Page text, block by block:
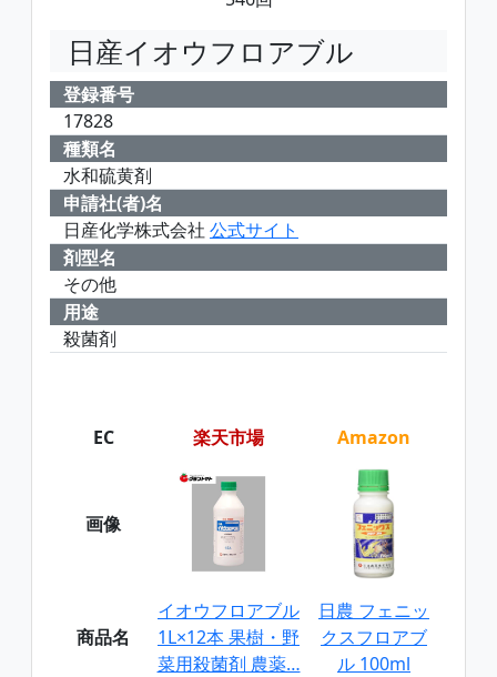
日産イオウフロアブル
登録番号
17828
種類名
水和硫黄剤
申請社(者)名
日産化学株式会社 公式サイト
剤型名
その他
用途
殺菌剤
EC 楽天市場 Amazon
画像
商品名
イオウフロアブル
1L×12本 果樹・野
菜用殺菌剤 農薬…
日農 フェニッ
クスフロアブ
ル 100ml